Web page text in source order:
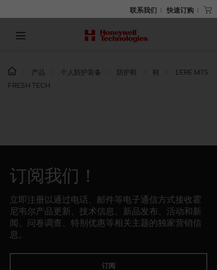
联系我们 快速订购
产品 个人防护装备 防护鞋 鞋
1ERE MTS
FRESH TECH
订阅我们！
立即注册以通过电话、邮件等电子通信方式接收霍
尼韦尔产品更新、技术信息、新品发布、活动和新
闻、问卷调查、特别优惠等相关主题的独家营销信
息。
订阅